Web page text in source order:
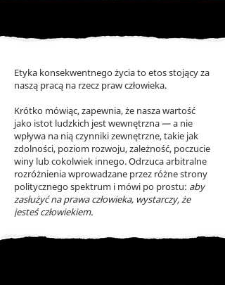
Etyka konsekwentnego życia to etos stojący za
naszą pracą na rzecz praw człowieka.
Krótko mówiąc, zapewnia, że nasza wartość
jako istot ludzkich jest wewnętrzna — a nie
wpływa na nią czynniki zewnętrzne, takie jak
zdolności, poziom rozwoju, zależność, poczucie
winy lub cokolwiek innego. Odrzuca arbitralne
rozróżnienia wprowadzane przez różne strony
politycznego spektrum i mówi po prostu: aby
zasłużyć na prawa człowieka, wystarczy, że
jesteś człowiekiem.